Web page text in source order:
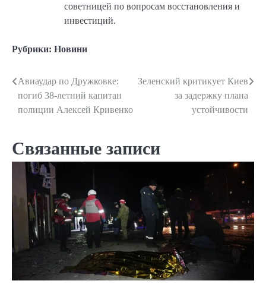
советницей по вопросам восстановления и
инвестиций.
Рубрики: Новини
Навигация
по
Авиаудар по Дружковке:
погиб 38-летний капитан
полиции Алексей Кривенко
Зеленский критикует Киев
за задержку плана
устойчивости
Связанные записи